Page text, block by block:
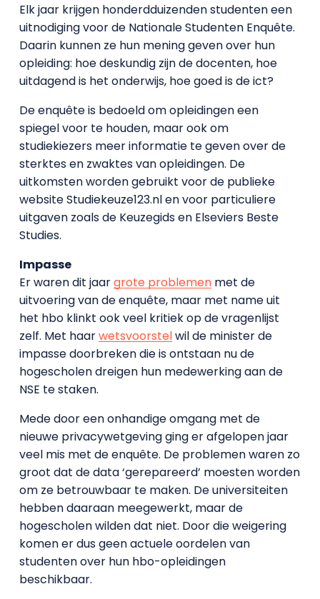
Elk jaar krijgen honderdduizenden studenten een
uitnodiging voor de Nationale Studenten Enquête.
Daarin kunnen ze hun mening geven over hun
opleiding: hoe deskundig zijn de docenten, hoe
uitdagend is het onderwijs, hoe goed is de ict?
De enquête is bedoeld om opleidingen een
spiegel voor te houden, maar ook om
studiekiezers meer informatie te geven over de
sterktes en zwaktes van opleidingen. De
uitkomsten worden gebruikt voor de publieke
website Studiekeuze123.nl en voor particuliere
uitgaven zoals de Keuzegids en Elseviers Beste
Studies.
Impasse
Er waren dit jaargrote problemenmet de
uitvoering van de enquête, maar met name uit
het hbo klinkt ook veel kritiek op de vragenlijst
zelf. Met haarwetsvoorstelwil de minister de
impasse doorbreken die is ontstaan nu de
hogescholen dreigen hun medewerking aan de
NSE te staken.
Mede door een onhandige omgang met de
nieuwe privacywetgeving ging er afgelopen jaar
veel mis met de enquête. De problemen waren zo
groot dat de data ‘gerepareerd’ moesten worden
om ze betrouwbaar te maken. De universiteiten
hebben daaraan meegewerkt, maar de
hogescholen wilden dat niet. Door die weigering
komen er dus geen actuele oordelen van
studenten over hun hbo-opleidingen
beschikbaar.